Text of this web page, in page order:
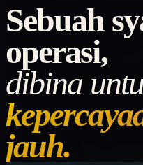
Sebuah
operasi,
dibina
jauh.